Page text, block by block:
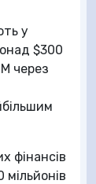
у
$300
через
фінансів
мільйонів